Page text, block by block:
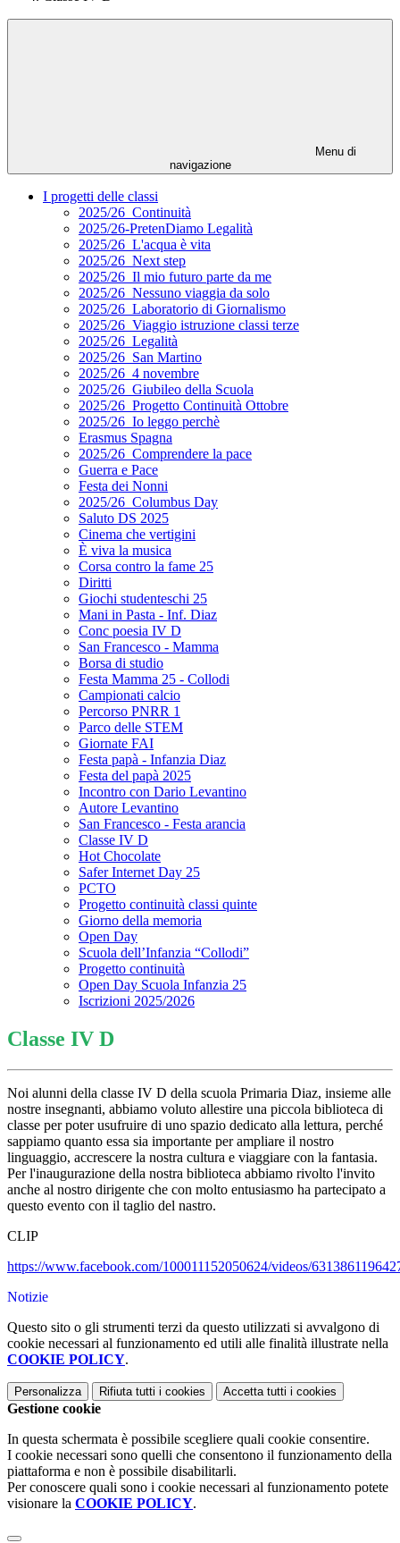
Menu di
navigazione
I progetti delle classi
2025/26_Continuità
2025/26-PretenDiamo Legalità
2025/26_L'acqua è vita
2025/26_Next step
2025/26_Il mio futuro parte da me
2025/26_Nessuno viaggia da solo
2025/26_Laboratorio di Giornalismo
2025/26_Viaggio istruzione classi terze
2025/26_Legalità
2025/26_San Martino
2025/26_4 novembre
2025/26_Giubileo della Scuola
2025/26_Progetto Continuità Ottobre
2025/26_Io leggo perchè
Erasmus Spagna
2025/26_Comprendere la pace
Guerra e Pace
Festa dei Nonni
2025/26_Columbus Day
Saluto DS 2025
Cinema che vertigini
È viva la musica
Corsa contro la fame 25
Diritti
Giochi studenteschi 25
Mani in Pasta - Inf. Diaz
Conc poesia IV D
San Francesco - Mamma
Borsa di studio
Festa Mamma 25 - Collodi
Campionati calcio
Percorso PNRR 1
Parco delle STEM
Giornate FAI
Festa papà - Infanzia Diaz
Festa del papà 2025
Incontro con Dario Levantino
Autore Levantino
San Francesco - Festa arancia
Classe IV D
Hot Chocolate
Safer Internet Day 25
PCTO
Progetto continuità classi quinte
Giorno della memoria
Open Day
Scuola dell’Infanzia “Collodi”
Progetto continuità
Open Day Scuola Infanzia 25
Iscrizioni 2025/2026
Classe IV D
Noi alunni della classe IV D della scuola Primaria Diaz, insieme alle
nostre insegnanti, abbiamo voluto allestire una piccola biblioteca di
classe per poter usufruire di uno spazio dedicato alla lettura, perché
sappiamo quanto essa sia importante per ampliare il nostro
linguaggio, accrescere la nostra cultura e viaggiare con la fantasia.
Per l'inaugurazione della nostra biblioteca abbiamo rivolto l'invito
anche al nostro dirigente che con molto entusiasmo ha partecipato a
questo evento con il taglio del nastro.
CLIP
https://www.facebook.com/100011152050624/videos/
Notizie
Questo sito o gli strumenti terzi da questo utilizzati si avvalgono di
cookie necessari al funzionamento ed utili alle finalità illustrate nella
COOKIE POLICY.
Personalizza Rifiuta tutti i cookies Accetta tutti i cookies
Gestione cookie
In questa schermata è possibile scegliere quali cookie consentire.
I cookie necessari sono quelli che consentono il funzionamento della
piattaforma e non è possibile disabilitarli.
Per conoscere quali sono i cookie necessari al funzionamento potete
visionare la COOKIE POLICY.